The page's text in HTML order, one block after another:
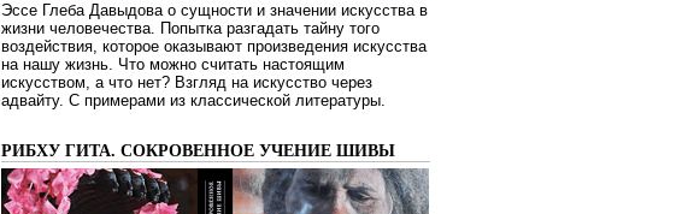
Эссе Глеба Давыдова о сущности и значении искусства в
жизни человечества. Попытка разгадать тайну того
воздействия, которое оказывают произведения искусства
на нашу жизнь. Что можно считать настоящим
искусством, а что нет? Взгляд на искусство через
адвайту. С примерами из классической литературы.
РИБХУ ГИТА. СОКРОВЕННОЕ УЧЕНИЕ ШИВЫ